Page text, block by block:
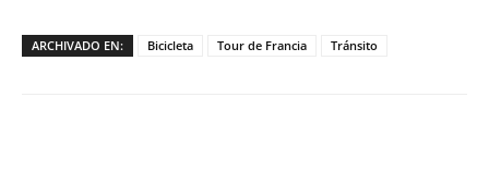
ARCHIVADO EN: Bicicleta Tour de Francia Tránsito